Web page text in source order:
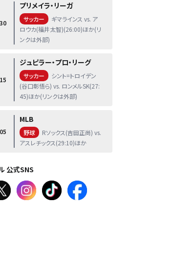
プリメイラ・リーガ
サッカー
ギマラインス vs. ア
ロウカ(福井太智)(26:00)ほか(リ
ンクは外部)
ジュピラー・プロ・リーグ
サッカー
シント=トロイデン
(谷口彰悟ら) vs. ロンメルSK(27:
45)ほか(リンクは外部)
MLB
野球
Rソックス(吉田正尚) vs.
アスレチックス(29:10)ほか
公式SNS